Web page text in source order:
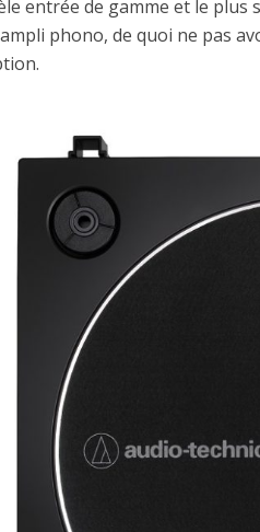
entrée de gamme et le plus
phono, de quoi ne pas